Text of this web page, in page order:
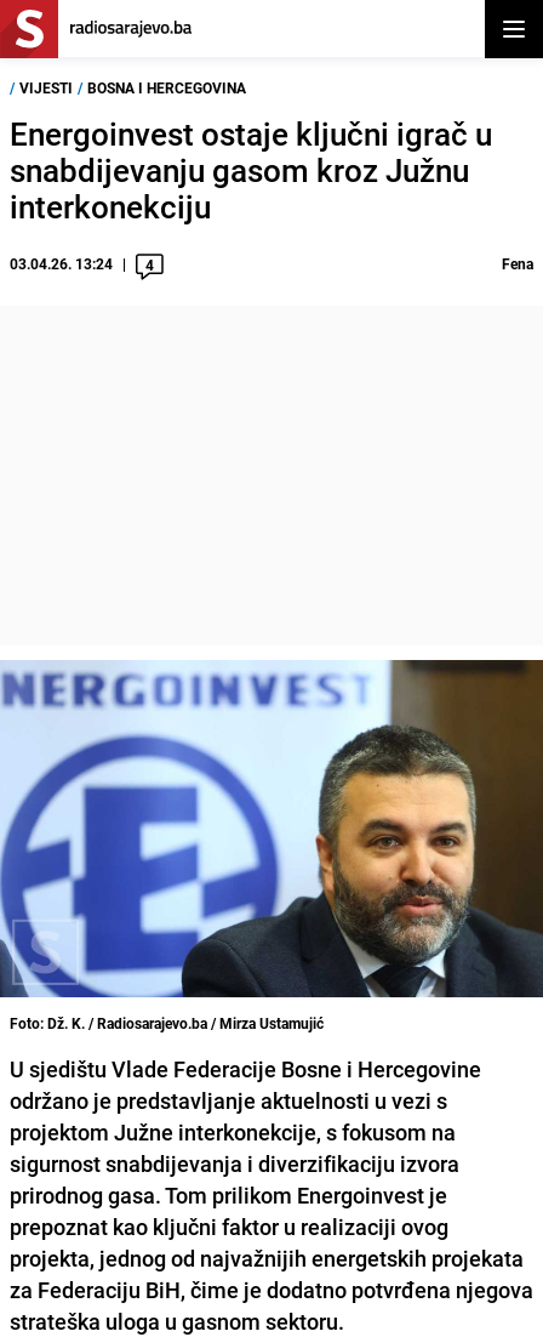
/ VIJESTI / BOSNA I HERCEGOVINA
Energoinvest ostaje ključni igrač u
snabdijevanju gasom kroz Južnu
interkonekciju
03.04.26. 13:24 4 Fena
Foto: Dž. K. / Radiosarajevo.ba / Mirza Ustamujić
U sjedištu Vlade Federacije Bosne i Hercegovine
održano je predstavljanje aktuelnosti u vezi s
projektom Južne interkonekcije, s fokusom na
sigurnost snabdijevanja i diverzifikaciju izvora
prirodnog gasa. Tom prilikom Energoinvest je
prepoznat kao ključni faktor u realizaciji ovog
projekta, jednog od najvažnijih energetskih projekata
za Federaciju BiH, čime je dodatno potvrđena njegova
strateška uloga u gasnom sektoru.